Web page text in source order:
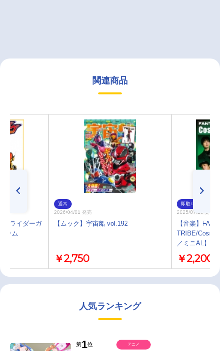
関連商品
面ライダーガ
ラム
通常
2026/04/01 発売
【ムック】宇宙船 vol.192
￥2,750
即取り
2025/07/16 発売
【音楽】
TRIBE/
／ミニAL】
￥2,200
人気ランキング
第1位 アニメ